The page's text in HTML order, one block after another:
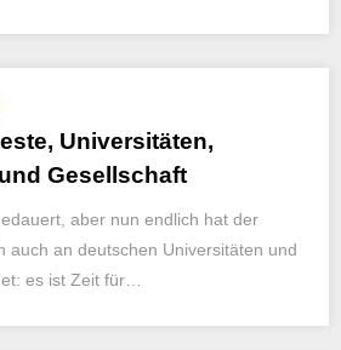
Universitäten,
Gesellschaft
aber nun endlich hat der
auch an deutschen Universitäten und
es ist Zeit für…